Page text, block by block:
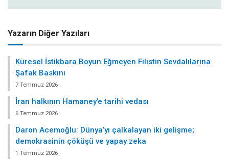
Yazarın Diğer Yazıları
Küresel İstikbara Boyun Eğmeyen Filistin Sevdalılarına
Şafak Baskını
7 Temmuz 2026
İran halkının Hamaney’e tarihi vedası
6 Temmuz 2026
Daron Acemoğlu: Dünya’yı çalkalayan iki gelişme;
demokrasinin çöküşü ve yapay zeka
1 Temmuz 2026